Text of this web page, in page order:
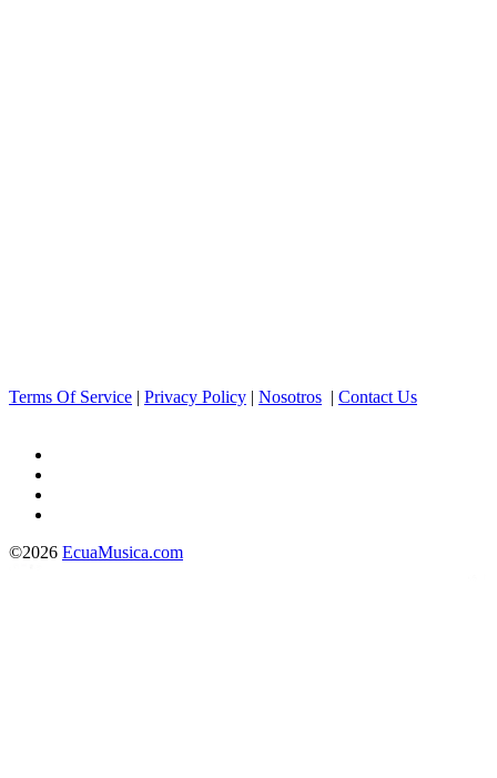
Terms Of Service | Privacy Policy | Nosotros | Contact Us
©2026 EcuaMusica.com